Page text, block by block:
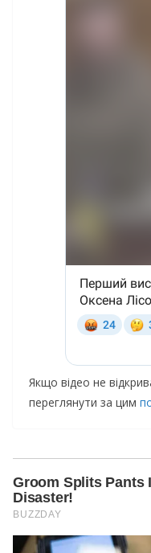
Якщо відео не
переглянути за цим